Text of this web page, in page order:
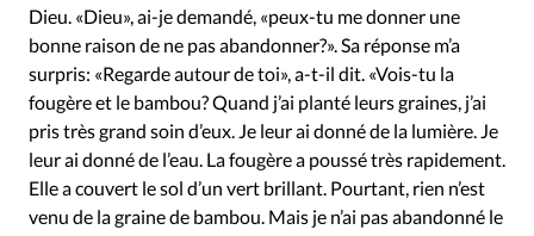
Dieu. «Dieu», ai-je demandé, «peux-tu me donner une
bonne raison de ne pas abandonner?». Sa réponse m’a
surpris: «Regarde autour de toi», a-t-il dit. «Vois-tu la
fougère et le bambou? Quand j’ai planté leurs graines, j’ai
pris très grand soin d’eux. Je leur ai donné de la lumière. Je
leur ai donné de l’eau. La fougère a poussé très rapidement.
Elle a couvert le sol d’un vert brillant. Pourtant, rien n’est
venu de la graine de bambou. Mais je n’ai pas abandonné le